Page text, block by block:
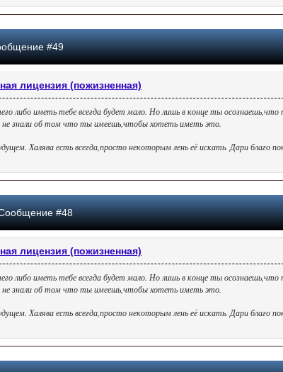
#49
лицензия (пожизненная)
либо иметь тебе всегда будет мало. Но лишь в конце ты осознаешь,что
не знали об том что ты имеешь,чтобы хотеть иметь это.
Халява есть всегда,просто некоторым лень её искать. Дари благо
#48
лицензия (пожизненная)
либо иметь тебе всегда будет мало. Но лишь в конце ты осознаешь,что
не знали об том что ты имеешь,чтобы хотеть иметь это.
Халява есть всегда,просто некоторым лень её искать. Дари благо